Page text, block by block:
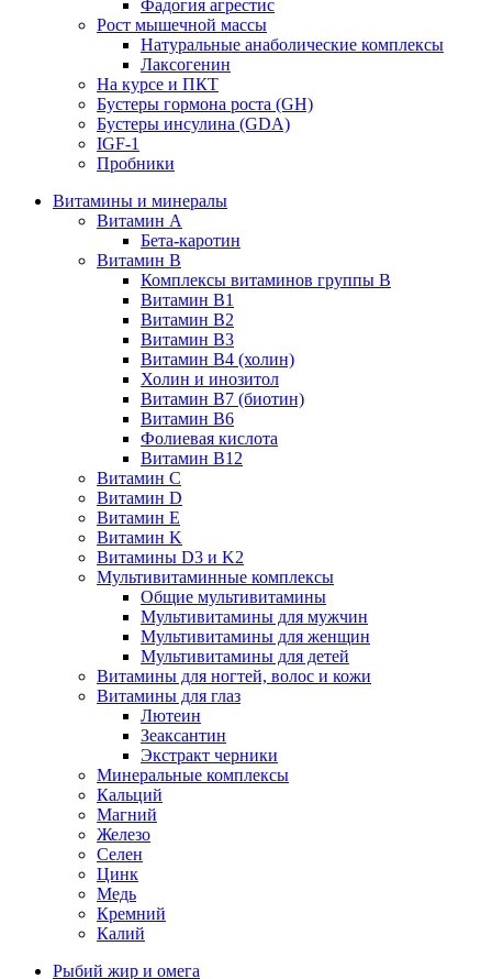
Фадогия агрестис
Рост мышечной массы
Натуральные анаболические комплексы
Лаксогенин
На курсе и ПКТ
Бустеры гормона роста (GH)
Бустеры инсулина (GDA)
IGF-1
Пробники
Витамины и минералы
Витамин A
Бета-каротин
Витамин B
Комплексы витаминов группы B
Витамин B1
Витамин B2
Витамин B3
Витамин B4 (холин)
Холин и инозитол
Витамин B7 (биотин)
Витамин B6
Фолиевая кислота
Витамин B12
Витамин C
Витамин D
Витамин E
Витамин K
Витамины D3 и K2
Мультивитаминные комплексы
Общие мультивитамины
Мультивитамины для мужчин
Мультивитамины для женщин
Мультивитамины для детей
Витамины для ногтей, волос и кожи
Витамины для глаз
Лютеин
Зеаксантин
Экстракт черники
Минеральные комплексы
Кальций
Магний
Железо
Селен
Цинк
Медь
Кремний
Калий
Рыбий жир и омега